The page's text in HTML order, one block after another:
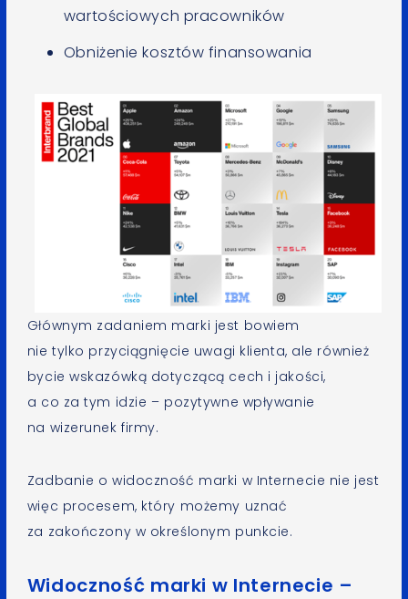
wartościowych pracowników
Obniżenie kosztów finansowania
Głównym zadaniem marki jest bowiem
nie tylko przyciągnięcie uwagi klienta, ale również
bycie wskazówką dotyczącą cech i jakości,
a co za tym idzie – pozytywne wpływanie
na wizerunek firmy.
Zadbanie o widoczność marki w Internecie nie jest
więc procesem, który możemy uznać
za zakończony w określonym punkcie.
Widoczność marki w Internecie –